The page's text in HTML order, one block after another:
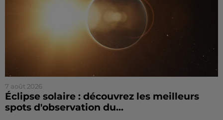
7 août 2026
Éclipse solaire : découvrez les meilleurs
spots d'observation du...